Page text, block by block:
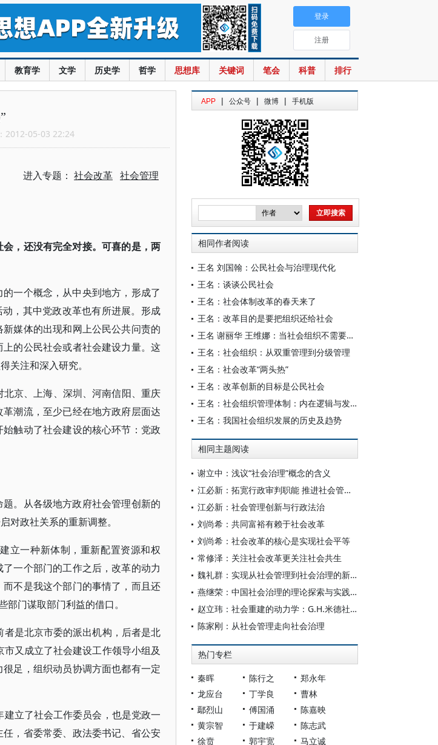
教育学 文学 历史学 哲学 思想库 关键词 笔会 科普 排行
登录
注册
2012-05-03 22:24
进入专题： 社会改革 社会管理
，还没有完全对接。可喜的是，两
一个概念，从中央到地方，形成了
，其中党政改革也有所进展。形成
媒体的出现和网上公民公共问责的
的公民社会或者社会建设力量。这
关注和深入研究。
京、上海、深圳、河南信阳、重庆
潮流，至少已经在地方政府层面达
触动了社会建设的核心环节：党政
。从各级地方政府社会管理创新的
对政社关系的重新调整。
立一种新体制，重新配置资源和权
一个部门的工作之后，改革的动力
不是我这个部门的事情了，而且还
门谋取部门利益的借口。
是北京市委的派出机构，后者是北
又成立了社会建设工作领导小组及
足，组织动员协调方面也都有一定
立了社会工作委员会，也是党政一
，省委常委、政法委书记、省公安
APP | 公众号 | 微博 | 手机版
相同作者阅读
王名 刘国翰：公民社会与治理现代化
王名：谈谈公民社会
王名：社会体制改革的春天来了
王名：改革目的是要把组织还给社会
王名 谢丽华 王维娜：当社会组织不需要再自找“婆婆”
王名：社会组织：从双重管理到分级管理
王名：社会改革“两头热”
王名：改革创新的目标是公民社会
王名：社会组织管理体制：内在逻辑与发展趋势
王名：我国社会组织发展的历史及趋势
相同主题阅读
谢立中：浅议“社会治理”概念的含义
江必新：拓宽行政审判职能 推进社会管理创新——行政审判在社会管理创新中的角色思考
江必新：社会管理创新与行政法治
刘尚希：共同富裕有赖于社会改革
刘尚希：社会改革的核心是实现社会平等
常修泽：关注社会改革更关注社会共生
魏礼群：实现从社会管理到社会治理的新飞跃
燕继荣：中国社会治理的理论探索与实践创新
赵立玮：社会重建的动力学：G.H.米德社会思想中的改革之维
陈家刚：从社会管理走向社会治理
热门专栏
秦晖 陈行之
郑永年
龙应台
丁学良
曹林
鄢烈山
傅国涌
陈嘉映
黄宗智
于建嵘
陈志武
徐贲
郭宇宽
马立诚